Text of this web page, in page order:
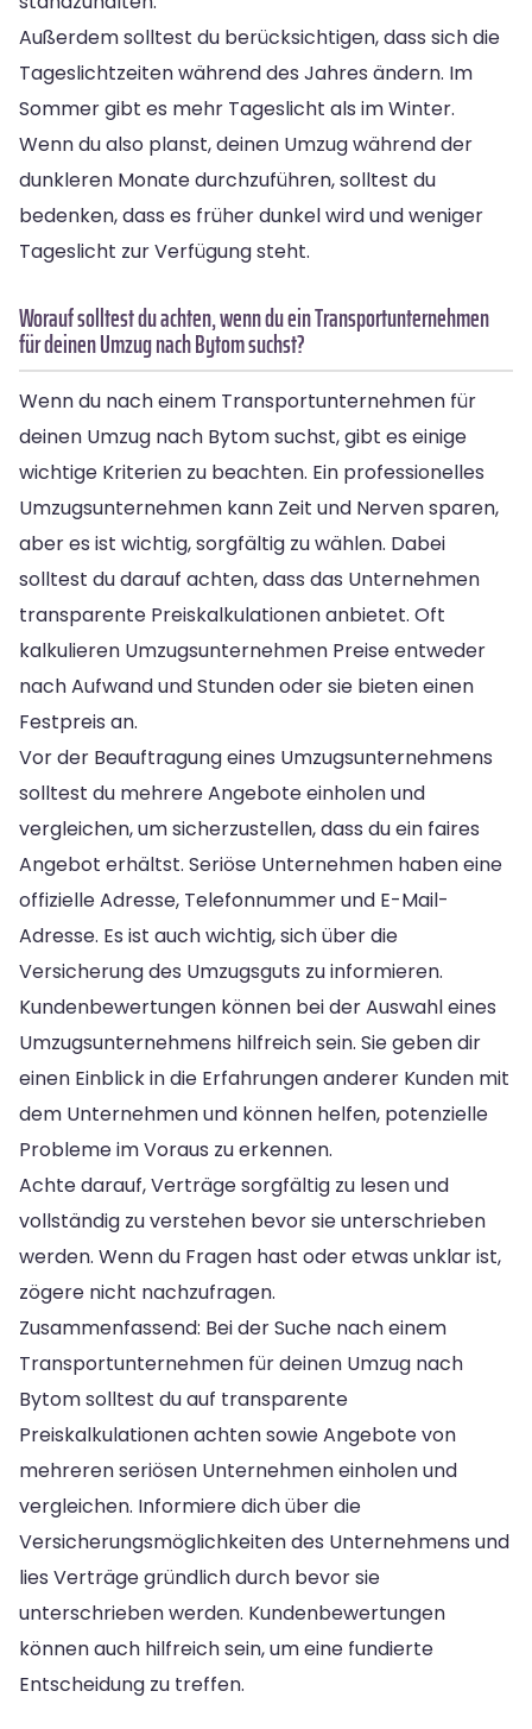
Außerdem solltest du berücksichtigen, dass sich die
Tageslichtzeiten während des Jahres ändern. Im
Sommer gibt es mehr Tageslicht als im Winter.
Wenn du also planst, deinen Umzug während der
dunkleren Monate durchzuführen, solltest du
bedenken, dass es früher dunkel wird und weniger
Tageslicht zur Verfügung steht.
Worauf solltest du achten, wenn du ein Transportunternehmen
für deinen Umzug nach Bytom suchst?
Wenn du nach einem Transportunternehmen für
deinen Umzug nach Bytom suchst, gibt es einige
wichtige Kriterien zu beachten. Ein professionelles
Umzugsunternehmen kann Zeit und Nerven sparen,
aber es ist wichtig, sorgfältig zu wählen. Dabei
solltest du darauf achten, dass das Unternehmen
transparente Preiskalkulationen anbietet. Oft
kalkulieren Umzugsunternehmen Preise entweder
nach Aufwand und Stunden oder sie bieten einen
Festpreis an.
Vor der Beauftragung eines Umzugsunternehmens
solltest du mehrere Angebote einholen und
vergleichen, um sicherzustellen, dass du ein faires
Angebot erhältst. Seriöse Unternehmen haben eine
offizielle Adresse, Telefonnummer und E-Mail-
Adresse. Es ist auch wichtig, sich über die
Versicherung des Umzugsguts zu informieren.
Kundenbewertungen können bei der Auswahl eines
Umzugsunternehmens hilfreich sein. Sie geben dir
einen Einblick in die Erfahrungen anderer Kunden mit
dem Unternehmen und können helfen, potenzielle
Probleme im Voraus zu erkennen.
Achte darauf, Verträge sorgfältig zu lesen und
vollständig zu verstehen bevor sie unterschrieben
werden. Wenn du Fragen hast oder etwas unklar ist,
zögere nicht nachzufragen.
Zusammenfassend: Bei der Suche nach einem
Transportunternehmen für deinen Umzug nach
Bytom solltest du auf transparente
Preiskalkulationen achten sowie Angebote von
mehreren seriösen Unternehmen einholen und
vergleichen. Informiere dich über die
Versicherungsmöglichkeiten des Unternehmens und
lies Verträge gründlich durch bevor sie
unterschrieben werden. Kundenbewertungen
können auch hilfreich sein, um eine fundierte
Entscheidung zu treffen.